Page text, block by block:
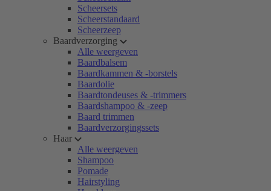
Scheersets
Scheerstandaard
Scheerzeep
Baardverzorging
Alle weergeven
Baardbalsem
Baardkammen & -borstels
Baardolie
Baardtondeuses & -trimmers
Baardshampoo & -zeep
Baard trimmen
Baardverzorgingssets
Haar
Alle weergeven
Shampoo
Pomade
Hairstyling